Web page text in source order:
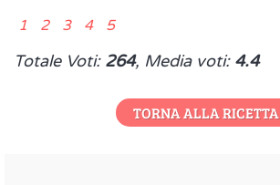
1 2 3 4 5
Totale Voti: 264, Media voti: 4.4
TORNA ALLA RICETTA